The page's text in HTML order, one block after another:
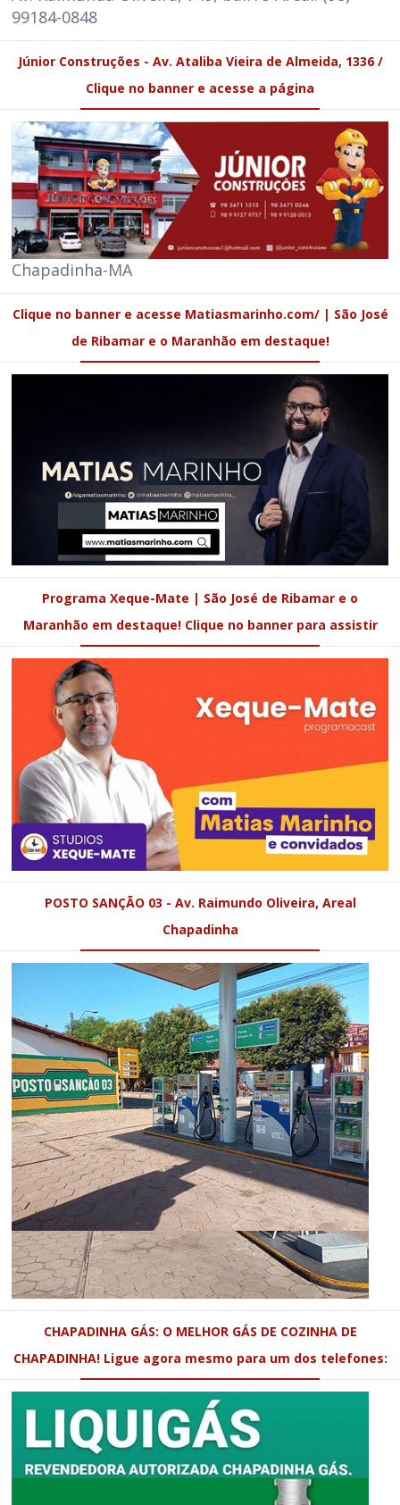
99184-0848
Júnior Construções - Av. Ataliba Vieira de Almeida, 1336 /
Clique no banner e acesse a página
Chapadinha-MA
Clique no banner e acesse Matiasmarinho.com/ | São José
de Ribamar e o Maranhão em destaque!
Programa Xeque-Mate | São José de Ribamar e o
Maranhão em destaque! Clique no banner para assistir
POSTO SANÇÃO 03 - Av. Raimundo Oliveira, Areal
Chapadinha
CHAPADINHA GÁS: O MELHOR GÁS DE COZINHA DE
CHAPADINHA! Ligue agora mesmo para um dos telefones: